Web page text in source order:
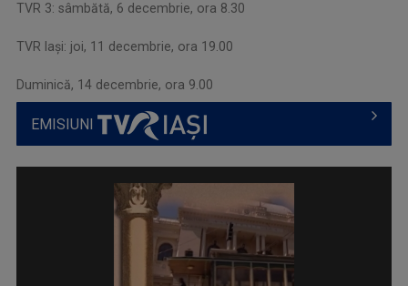
TVR 3: sâmbătă, 6 decembrie, ora 8.30
TVR Iaşi: joi, 11 decembrie, ora 19.00
Duminică, 14 decembrie, ora 9.00
EMISIUNI